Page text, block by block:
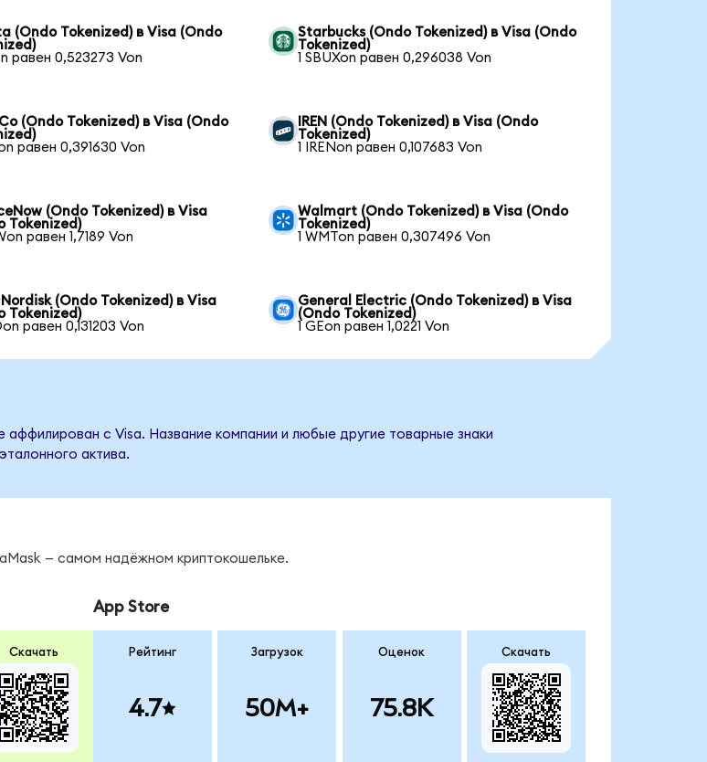
(Ondo Tokenized) в Visa (Ondo
равен 0,523273 Von
Starbucks (Ondo Tokenized) в Visa (Ondo
Tokenized)
1 SBUXon равен 0,296038 Von
(Ondo Tokenized) в Visa (Ondo
равен 0,391630 Von
IREN (Ondo Tokenized) в Visa (Ondo
Tokenized)
1 IRENon равен 0,107683 Von
(Ondo Tokenized) в Visa
Tokenized)
равен 1,7189 Von
Walmart (Ondo Tokenized) в Visa (Ondo
Tokenized)
1 WMTon равен 0,307496 Von
Nordisk (Ondo Tokenized) в Visa
Tokenized)
равен 0,131203 Von
General Electric (Ondo Tokenized) в Visa
(Ondo Tokenized)
1 GEon равен 1,0221 Von
с Visa. Название компании и любые другие товарные знаки
актива.
— самом надёжном криптокошельке.
Скачать
App Store
Рейтинг
4.7
Загрузок
50M+
Оценок
75.8K
Скачать